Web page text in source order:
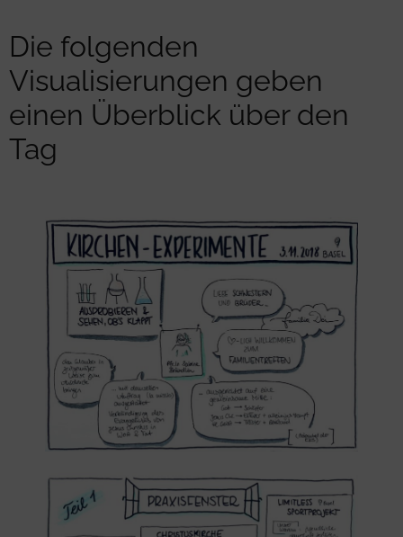
Die folgenden
Visualisierungen geben
einen Überblick über den
Tag